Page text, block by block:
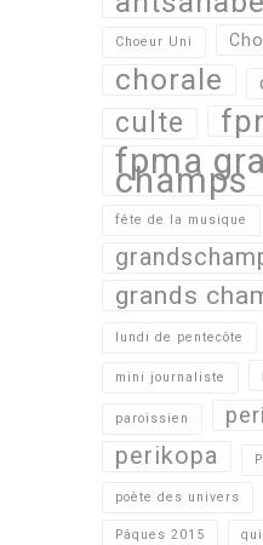
Choeur Uni
chorale
culte
fpma
champs
fête de la musique
grands
lundi de pentecôte
mini journaliste
paroissien
perikopa
poète des univers
Pâques 2015